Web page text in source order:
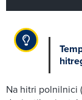
Na hitri polnilnici